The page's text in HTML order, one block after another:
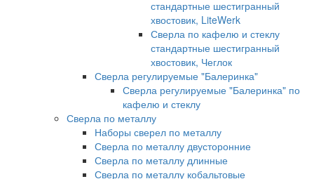
стандартные шестигранный
хвостовик, LiteWerk
Сверла по кафелю и стеклу
стандартные шестигранный
хвостовик, Чеглок
Сверла регулируемые "Балеринка"
Сверла регулируемые "Балеринка" по
кафелю и стеклу
Сверла по металлу
Наборы сверел по металлу
Сверла по металлу двусторонние
Сверла по металлу длинные
Сверла по металлу кобальтовые